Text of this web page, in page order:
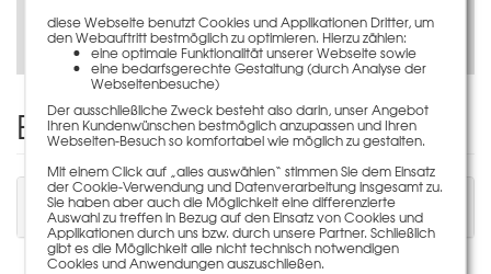
Produktvideo ansehen
Einen Kommentar schreiben
Sie müssen angemeldet sein, um einen
Kommentar schreiben zu können.
diese Webseite benutzt Cookies und Applikationen Dritter, um
den Webauftritt bestmöglich zu optimieren. Hierzu zählen:
eine optimale Funktionalität unserer Webseite sowie
eine bedarfsgerechte Gestaltung (durch Analyse der
Webseitenbesuche)
Der ausschließliche Zweck besteht also darin, unser Angebot
Ihren Kundenwünschen bestmöglich anzupassen und Ihren
Webseiten-Besuch so komfortabel wie möglich zu gestalten.
Mit einem Click auf „alles auswählen“ stimmen Sie dem Einsatz
der Cookie-Verwendung und Datenverarbeitung insgesamt zu.
Sie haben aber auch die Möglichkeit eine differenzierte
Auswahl zu treffen in Bezug auf den Einsatz von Cookies und
Applikationen durch uns bzw. durch unsere Partner. Schließlich
gibt es die Möglichkeit alle nicht technisch notwendigen
Cookies und Anwendungen auszuschließen.